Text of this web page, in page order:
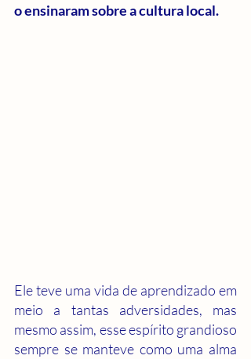
o ensinaram sobre a cultura local.
Ele teve uma vida de aprendizado em
meio a tantas adversidades, mas
mesmo assim, esse espírito grandioso
sempre se manteve como uma alma